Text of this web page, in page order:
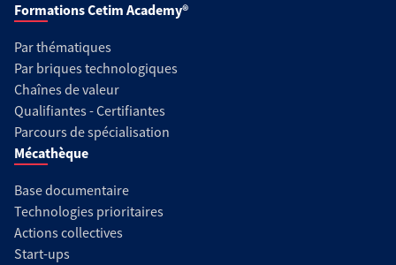
Formations Cetim Academy®
Par thématiques
Par briques technologiques
Chaînes de valeur
Qualifiantes - Certifiantes
Parcours de spécialisation
Mécathèque
Base documentaire
Technologies prioritaires
Actions collectives
Start-ups